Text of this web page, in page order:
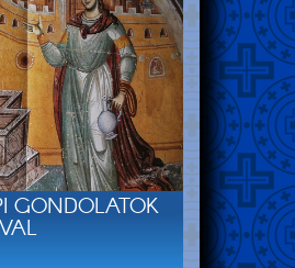
GONDOLATOK